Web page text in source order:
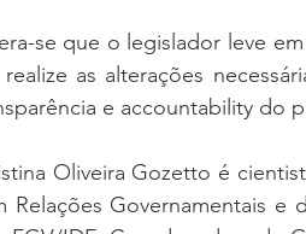
se que o legislador leve
as alterações
e accountability do
Oliveira Gozetto é
Relações Governamentais e